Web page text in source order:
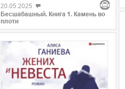
20.05.2025
Бесшабашный. Книга 1. Камень во
плоти